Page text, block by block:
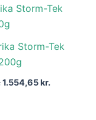
Storm-Tek
Den
oprindelige
pris
1.829,00 kr..
1.554,65kr.
Den
aktuelle
1.554,65 kr..